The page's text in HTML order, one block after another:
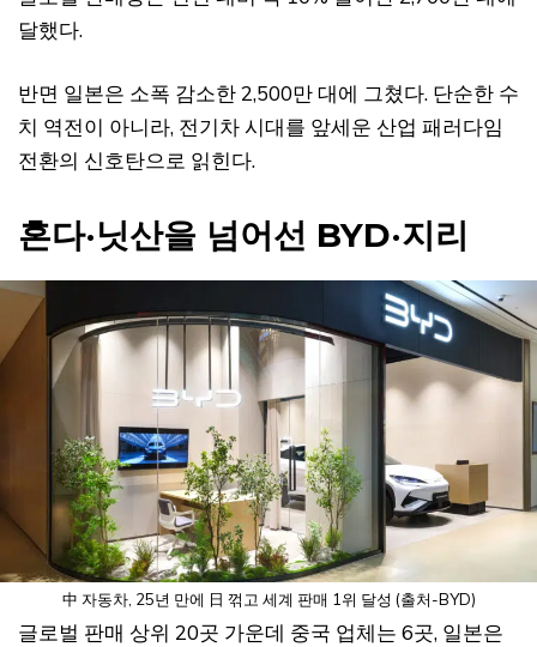
달했다.
반면 일본은 소폭 감소한 2,500만 대에 그쳤다. 단순한 수
치 역전이 아니라, 전기차 시대를 앞세운 산업 패러다임
전환의 신호탄으로 읽힌다.
혼다·닛산을 넘어선 BYD·지리
中 자동차, 25년 만에 日 꺾고 세계 판매 1위 달성 (출처-BYD)
글로벌 판매 상위 20곳 가운데 중국 업체는 6곳, 일본은